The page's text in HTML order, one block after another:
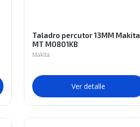
Taladro percutor 13MM Makita
MT M0801KB
Makita
Ver detalle